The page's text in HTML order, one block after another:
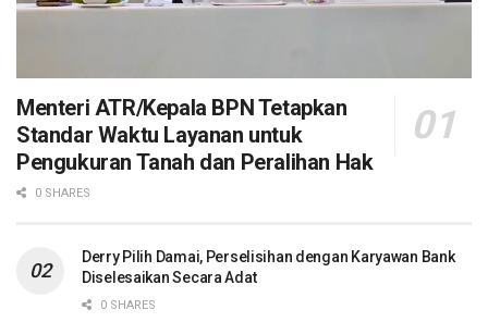
Menteri ATR/Kepala BPN Tetapkan
Standar Waktu Layanan untuk
Pengukuran Tanah dan Peralihan Hak
0 SHARES
Derry Pilih Damai, Perselisihan dengan Karyawan Bank
Diselesaikan Secara Adat
0 SHARES